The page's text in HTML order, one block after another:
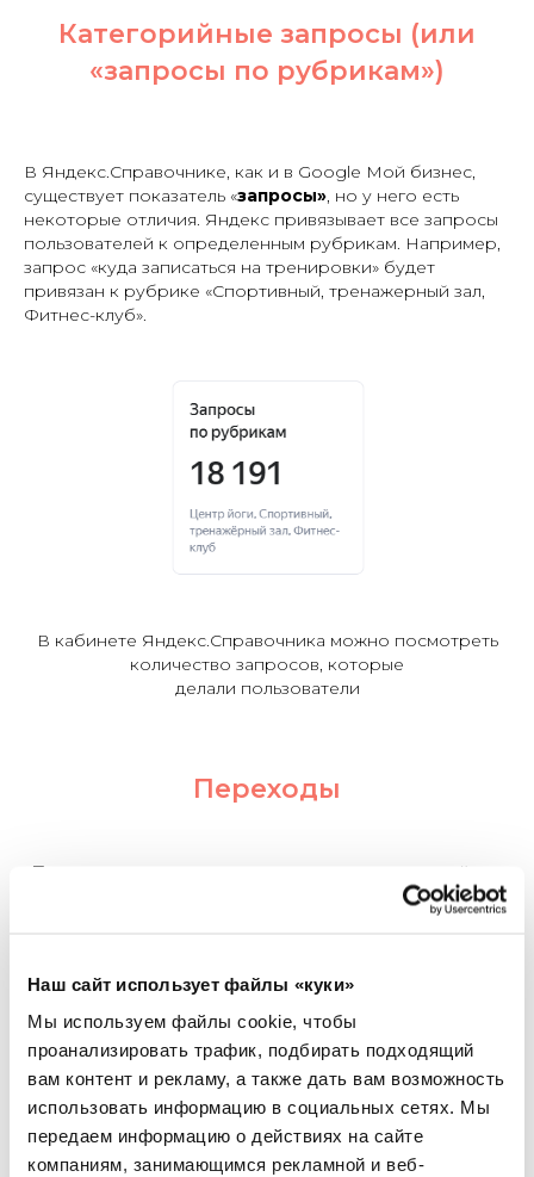
Наш сайт использует файлы «куки»
Мы используем файлы cookie, чтобы
проанализировать трафик, подбирать подходящий
вам контент и рекламу, а также дать вам возможность
использовать информацию в социальных сетях. Мы
передаем информацию о действиях на сайте
компаниям, занимающимся рекламной и веб-
Категорийные запросы (или
«запросы по рубрикам»)
В Яндекс.Справочнике, как и в Google Мой бизнес,
существует показатель «запросы», но у него есть
некоторые отличия. Яндекс привязывает все запросы
пользователей к определенным рубрикам. Например,
запрос «куда записаться на тренировки» будет
привязан к рубрике «Спортивный, тренажерный зал,
Фитнес-клуб».
В кабинете Яндекс.Справочника можно посмотреть
количество запросов, которые
делали пользователи
Переходы
Переход
— еще одна важная метрика локальной
оптимизации в Яндексе. Переход засчитывается, когда
пользователь нашел карточку вашей компании и
переходы):
Прямые переходы:пользователь искал по
названию именно вашу компанию и перешел в ее
карточку. Например, указал в запросе
«ближайший Кофе хауз», в результатах поиска